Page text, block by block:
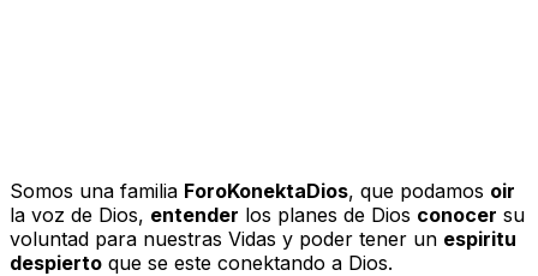
Somos una familia ForoKonektaDios, que podamos oir
la voz de Dios, entender los planes de Dios conocer su
voluntad para nuestras Vidas y poder tener un espiritu
despierto que se este conektando a Dios.